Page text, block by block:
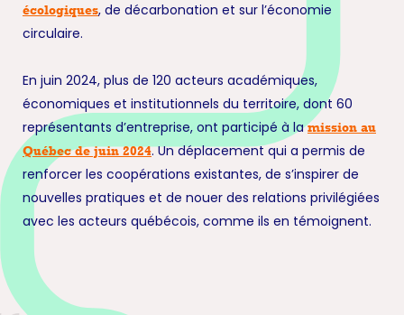
écologiques, de décarbonation et sur l’économie
circulaire.
En juin 2024, plus de 120 acteurs académiques,
économiques et institutionnels du territoire, dont 60
représentants d’entreprise, ont participé à lamission au
Québec de juin 2024. Un déplacement qui a permis de
renforcer les coopérations existantes, de s’inspirer de
nouvelles pratiques et de nouer des relations privilégiées
avec les acteurs québécois, comme ils en témoignent.